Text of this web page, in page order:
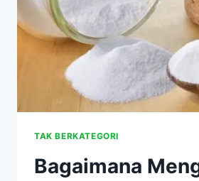
TAK BERKATEGORI
Bagaimana